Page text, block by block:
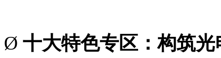
Ø 十大特色专区 ：构筑光